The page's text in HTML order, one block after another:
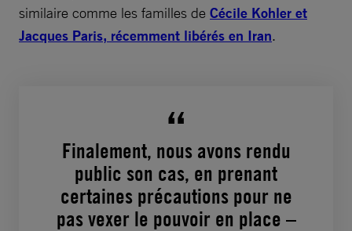
similaire comme les familles de Cécile Kohler et
Jacques Paris, récemment libérés en Iran.
Finalement, nous avons rendu
public son cas, en prenant
certaines précautions pour ne
pas vexer le pouvoir en place –